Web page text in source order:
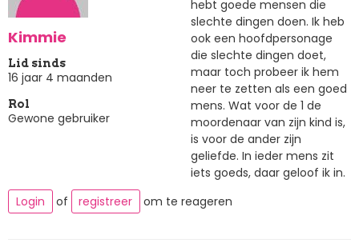
Kimmie
Lid sinds
16 jaar 4 maanden
Rol
Gewone gebruiker
hebt goede mensen die
slechte dingen doen. Ik heb
ook een hoofdpersonage
die slechte dingen doet,
maar toch probeer ik hem
neer te zetten als een goed
mens. Wat voor de 1 de
moordenaar van zijn kind is,
is voor de ander zijn
geliefde. In ieder mens zit
iets goeds, daar geloof ik in.
Login
of registreer om te reageren